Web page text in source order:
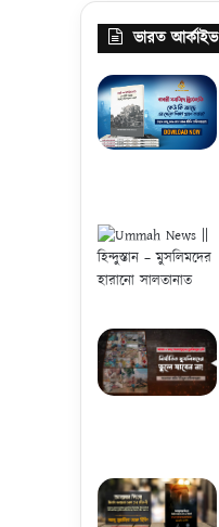
ভারত আর্কাইভ